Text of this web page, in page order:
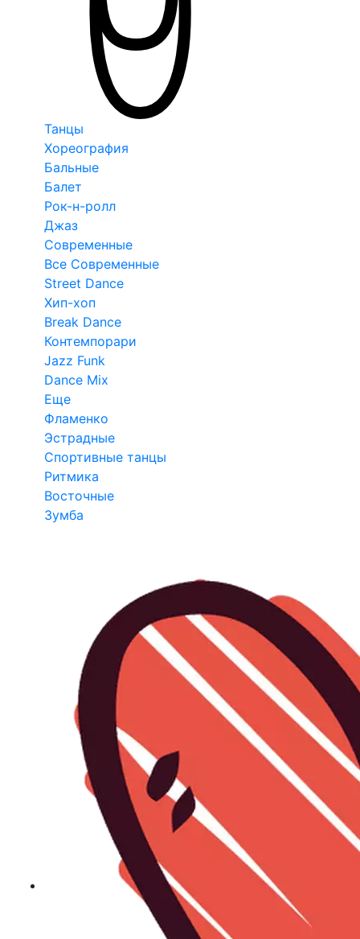
Танцы
Хореография
Бальные
Балет
Рок-н-ролл
Джаз
Современные
Все Современные
Street Dance
Хип-хоп
Break Dance
Контемпорари
Jazz Funk
Dance Mix
Еще
Фламенко
Эстрадные
Спортивные танцы
Ритмика
Восточные
Зумба